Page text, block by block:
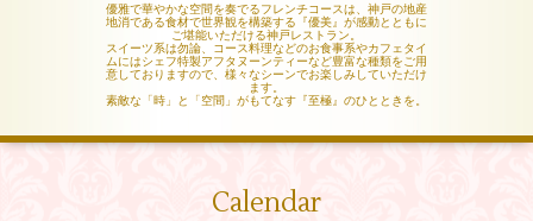
優雅で華やかな空間を奏でるフレンチコースは、神戸の地産
地消である食材で世界観を構築する『優美』が感動とともに
ご堪能いただける神戸レストラン。
スイーツ系は勿論、コース料理などのお食事系やカフェタイ
ムにはシェフ特製アフタヌーンティーなど豊富な種類をご用
意しておりますので、様々なシーンでお楽しみしていただけ
ます。
素敵な「時」と「空間」がもてなす『至極』のひとときを。
Calendar